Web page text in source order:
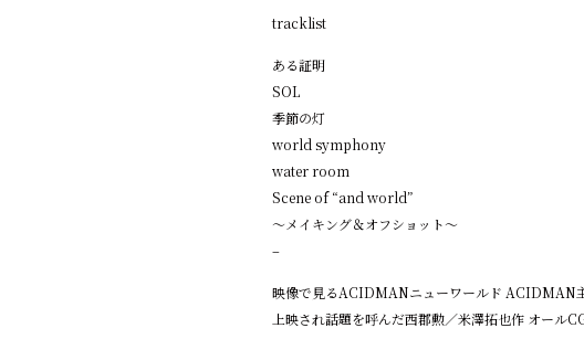
tracklist
ある証明
SOL
季節の灯
world symphony
water room
Scene of “and world”
～メイキング＆オフショット～
–
映像で見るACIDMANニューワールド ACIDMAN
上映され話題を呼んだ西郡勲／米澤拓也作 オール